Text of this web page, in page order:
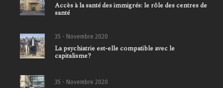
Accès à la santé des immigrés: le rôle des centres de
santé
35 - Novembre 2020
La psychiatrie est-elle compatible avec le
capitalisme?
35 - Novembre 2020